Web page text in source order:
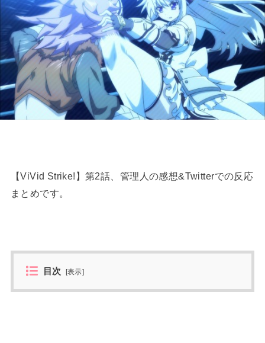
【ViVid Strike!】第2話、管理人の感想&Twitterでの反応
まとめです。
目次 [表示]